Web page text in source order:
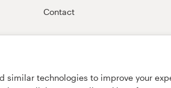
similar technologies to improve your
Contact